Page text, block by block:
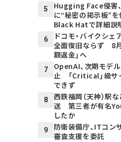
5
Hugging Face侵害
に“秘密の掲示板”
Black Hatで詳細説
6
ドコモ・バイクシェ
全面復旧ならず 8
額返金」へ
7
OpenAI、次期モデ
止 「Critical」級サ
できず
8
西鉄福岡（天神）駅
送 第三者が有名
したか
9
防衛装備庁、ITコン
審査支援を委託